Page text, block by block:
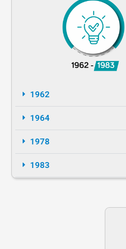
1962
1964
1978
1983